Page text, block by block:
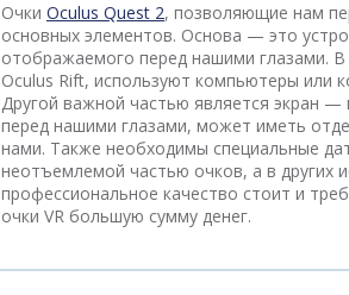
Очки Oculus Quest 2, позволяющие нам
основных элементов. Основа — это
отображаемого перед нашими глазами.
Oculus Rift, используют компьютеры или
Другой важной частью является экран
перед нашими глазами, может иметь
нами. Также необходимы специальные
неотъемлемой частью очков, а в
профессиональное качество стоит и
очки VR большую сумму денег.